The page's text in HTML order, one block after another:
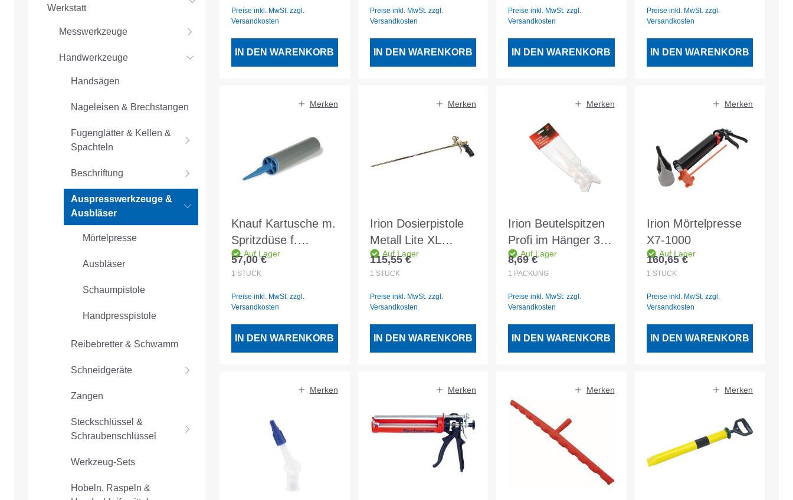
Werkstatt
Messwerkzeuge
Handwerkzeuge
Handsägen
Nageleisen & Brechstangen
Fugenglätter & Kellen &
Spachteln
Beschriftung
Auspresswerkzeuge &
Ausbläser
Mörtelpresse
Ausbläser
Schaumpistole
Handpresspistole
Reibebretter & Schwamm
Schneidgeräte
Zangen
Steckschlüssel &
Schraubenschlüssel
Werkzeug-Sets
Hobeln, Raspeln &
Preise inkl. MwSt. zzgl.
Versandkosten
IN DEN WARENKORB
Preise inkl. MwSt. zzgl.
Versandkosten
IN DEN WARENKORB
Preise inkl. MwSt. zzgl.
Versandkosten
IN DEN WARENKORB
Preise inkl. MwSt. zzgl.
Versandkosten
IN DEN WARENKORB
Merken
Knauf Kartusche m.
Spritzdüse f.
Fugenverspachtelun
g
Auf Lager
Regulärer Preis:
57,00 €
1 STÜCK
Preise inkl. MwSt. zzgl.
Versandkosten
IN DEN WARENKORB
Merken
Irion Dosierpistole
Metall Lite XL
gummiert
Auf Lager
Regulärer Preis:
115,55 €
1 STÜCK
Preise inkl. MwSt. zzgl.
Versandkosten
IN DEN WARENKORB
Merken
Irion Beutelspitzen
Profi im Hänger 3
Stück
Auf Lager
Regulärer Preis:
8,69 €
1 PACKUNG
Preise inkl. MwSt. zzgl.
Versandkosten
IN DEN WARENKORB
Merken
Irion Mörtelpresse
X7-1000
Auf Lager
Regulärer Preis:
160,65 €
1 STÜCK
Preise inkl. MwSt. zzgl.
Versandkosten
IN DEN WARENKORB
Merken Merken Merken Merken